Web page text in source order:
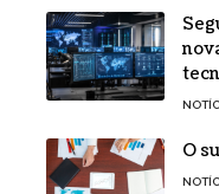
O